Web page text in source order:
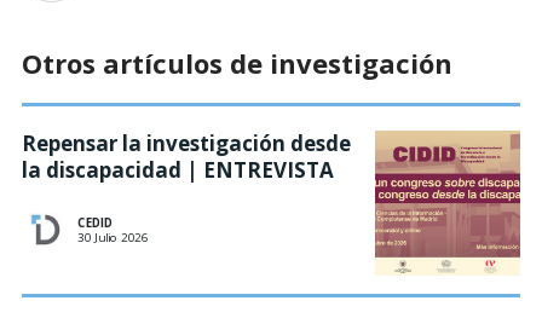
Otros artículos de investigación
Repensar la investigación desde
la discapacidad | ENTREVISTA
CEDID
30 Julio 2026